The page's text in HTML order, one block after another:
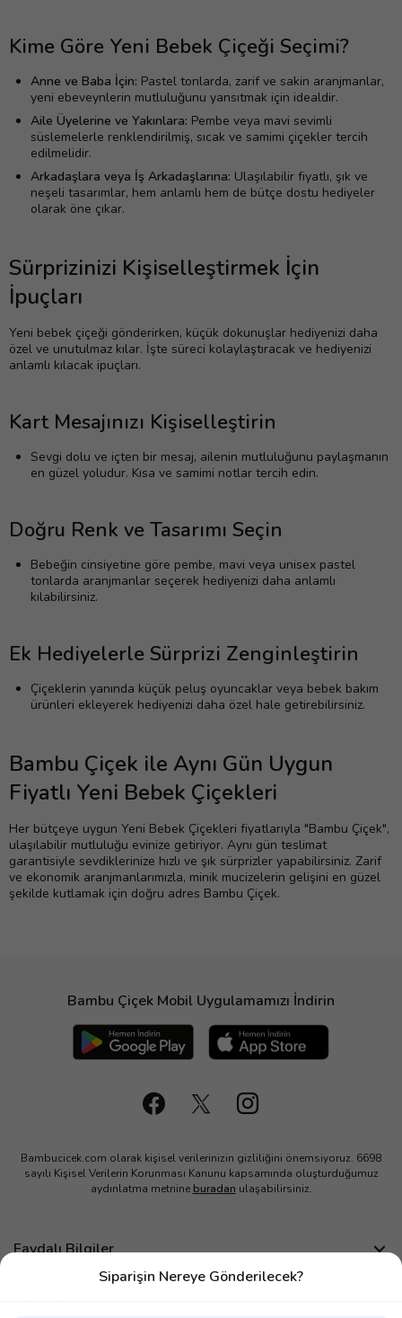
Siparişin Nereye Gönderilecek?
Kime Göre Yeni Bebek Çiçeği Seçimi?
Anne ve Baba İçin: Pastel tonlarda, zarif ve sakin aranjmanlar,
yeni ebeveynlerin mutluluğunu yansıtmak için idealdir.
Aile Üyelerine ve Yakınlara: Pembe veya mavi sevimli
süslemelerle renklendirilmiş, sıcak ve samimi çiçekler tercih
edilmelidir.
Arkadaşlara veya İş Arkadaşlarına: Ulaşılabilir fiyatlı, şık ve
neşeli tasarımlar, hem anlamlı hem de bütçe dostu hediyeler
olarak öne çıkar.
Sürprizinizi Kişiselleştirmek İçin
İpuçları
Yeni bebek çiçeği gönderirken, küçük dokunuşlar hediyenizi daha
özel ve unutulmaz kılar. İşte süreci kolaylaştıracak ve hediyenizi
anlamlı kılacak ipuçları.
Kart Mesajınızı Kişiselleştirin
Sevgi dolu ve içten bir mesaj, ailenin mutluluğunu paylaşmanın
en güzel yoludur. Kısa ve samimi notlar tercih edin.
Doğru Renk ve Tasarımı Seçin
Bebeğin cinsiyetine göre pembe, mavi veya unisex pastel
tonlarda aranjmanlar seçerek hediyenizi daha anlamlı
kılabilirsiniz.
Ek Hediyelerle Sürprizi Zenginleştirin
Çiçeklerin yanında küçük peluş oyuncaklar veya bebek bakım
ürünleri ekleyerek hediyenizi daha özel hale getirebilirsiniz.
Bambu Çiçek ile Aynı Gün Uygun
Fiyatlı Yeni Bebek Çiçekleri
Her bütçeye uygun Yeni Bebek Çiçekleri fiyatlarıyla "Bambu Çiçek",
ulaşılabilir mutluluğu evinize getiriyor. Aynı gün teslimat
garantisiyle sevdiklerinize hızlı ve şık sürprizler yapabilirsiniz. Zarif
ve ekonomik aranjmanlarımızla, minik mucizelerin gelişini en güzel
şekilde kutlamak için doğru adres Bambu Çiçek.
Bambu Çiçek Mobil Uygulamamızı İndirin
Bambucicek.com olarak kişisel verilerinizin gizliliğini önemsiyoruz. 6698
sayılı Kişisel Verilerin Korunması Kanunu kapsamında oluşturduğumuz
aydınlatma metnine buradan ulaşabilirsiniz.
Faydalı Bilgiler
Sıkça Sorulan Sorular